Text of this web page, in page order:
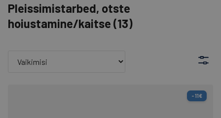
Pleissimistarbed, otste
hoiustamine/kaitse (13)
-11€